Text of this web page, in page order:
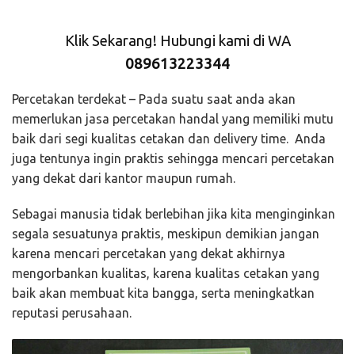
Klik Sekarang! Hubungi kami di WA
089613223344
Percetakan terdekat – Pada suatu saat anda akan
memerlukan jasa percetakan handal yang memiliki mutu
baik dari segi kualitas cetakan dan delivery time. Anda
juga tentunya ingin praktis sehingga mencari percetakan
yang dekat dari kantor maupun rumah.
Sebagai manusia tidak berlebihan jika kita menginginkan
segala sesuatunya praktis, meskipun demikian jangan
karena mencari percetakan yang dekat akhirnya
mengorbankan kualitas, karena kualitas cetakan yang
baik akan membuat kita bangga, serta meningkatkan
reputasi perusahaan.